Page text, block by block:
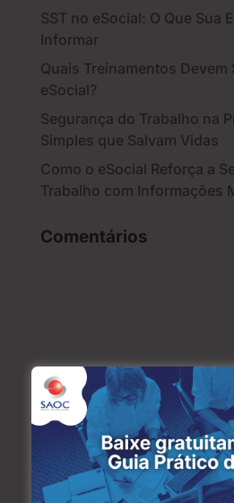
SST no eSocial: O Que Sua
Informar
Quais Treinamentos
eSocial?
Segurança do Trabalho na
Simples que Salvam Vidas
Como o eSocial Reforça a
Trabalho com Informações
Comentários
Pronto para